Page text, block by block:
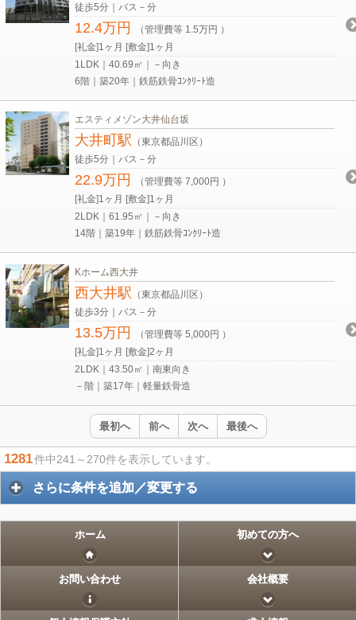
徒歩5分｜バス－分
12.4万円
（管理費等 1.5万円 ）
[礼金]1ヶ月 [敷金]1ヶ月
1LDK｜40.69㎡｜－向き
6階｜築20年｜鉄筋鉄骨ｺﾝｸﾘｰﾄ造
エスティメゾン大井仙台坂
大井町駅 （東京都品川区）
徒歩5分｜バス－分
22.9万円
（管理費等 7,000円 ）
[礼金]1ヶ月 [敷金]1ヶ月
2LDK｜61.95㎡｜－向き
14階｜築19年｜鉄筋鉄骨ｺﾝｸﾘｰﾄ造
Kホーム西大井
西大井駅
（東京都品川区）
徒歩3分｜バス－分
13.5万円
（管理費等 5,000円 ）
[礼金]1ヶ月 [敷金]2ヶ月
2LDK｜43.50㎡｜南東向き
－階｜築17年｜軽量鉄骨造
最初へ 前へ 次へ 最後へ
1281件中241～270件を表示しています。
さらに条件を追加／変更する
ホーム 初めての方へ
お問い合わせ 会社概要